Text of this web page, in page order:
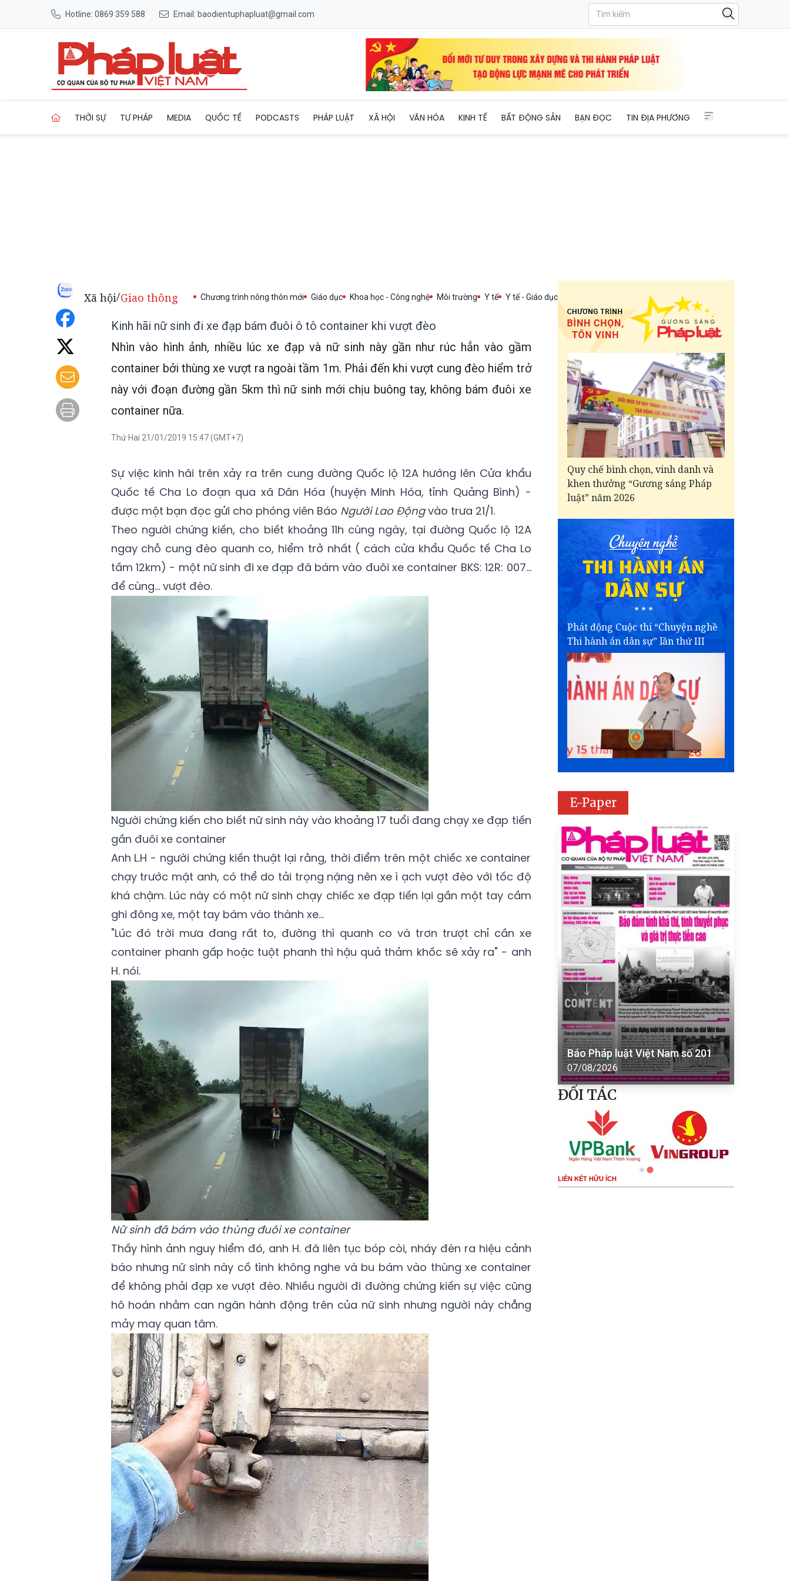
Hotline: 0869 359 588 Email: baodientuphapluat@gmail.com
THỜI SỰ TƯ PHÁP MEDIA QUỐC TẾ PODCASTS PHÁP LUẬT XÃ HỘI VĂN HÓA KINH TẾ BẤT ĐỘNG SẢN BẠN ĐỌC TIN ĐỊA PHƯƠNG
Xã hội/Giao thông Chương trình nông thôn mới Giáo dục Khoa học - Công nghệ Môi trường Y tế Y tế - Giáo dục
Kinh hãi nữ sinh đi xe đạp bám đuôi ô tô container khi vượt đèo
Nhìn vào hình ảnh, nhiều lúc xe đạp và nữ sinh này gần như rúc hẳn vào gầm
container bởi thùng xe vượt ra ngoài tầm 1m. Phải đến khi vượt cung đèo hiểm trở
này với đoạn đường gần 5km thì nữ sinh mới chịu buông tay, không bám đuôi xe
container nữa.
Thứ Hai 21/01/2019 15:47 (GMT+7)
Sự việc kinh hãi trên xảy ra trên cung đường Quốc lộ 12A hướng lên Cửa khẩu
Quốc tế Cha Lo đoạn qua xã Dân Hóa (huyện Minh Hóa, tỉnh Quảng Bình) -
được một bạn đọc gửi cho phóng viên Báo Người Lao Độngvào trưa 21/1.
Theo người chứng kiến, cho biết khoảng 11h cùng ngày, tại đường Quốc lộ 12A
ngay chỗ cung đèo quanh co, hiểm trở nhất ( cách cửa khẩu Quốc tế Cha Lo
tầm 12km) - một nữ sinh đi xe đạp đã bám vào đuôi xe container BKS: 12R: 007…
để cùng... vượt đèo.
Người chứng kiến cho biết nữ sinh này vào khoảng 17 tuổi đang chạy xe đạp tiến
gần đuôi xe container
Anh L.H - người chứng kiến thuật lại rằng, thời điểm trên một chiếc xe container
chạy trước mặt anh, có thể do tải trọng nặng nên xe ì ạch vượt đèo với tốc độ
khá chậm. Lúc này có một nữ sinh chạy chiếc xe đạp tiến lại gần một tay cầm
ghi đông xe, một tay bám vào thành xe...
"Lúc đó trời mưa đang rất to, đường thì quanh co và trơn trượt chỉ cần xe
container phanh gấp hoặc tuột phanh thì hậu quả thảm khốc sẽ xảy ra" - anh
H. nói.
Nữ sinh đã bám vào thùng đuôi xe container
Thấy hình ảnh nguy hiểm đó, anh H. đã liên tục bóp còi, nháy đèn ra hiệu cảnh
báo nhưng nữ sinh này cố tình không nghe và bu bám vào thùng xe container
để không phải đạp xe vượt đèo. Nhiều người đi đường chứng kiến sự việc cũng
hô hoán nhằm can ngăn hành động trên của nữ sinh nhưng người này chẳng
mảy may quan tâm.
Quy chế bình chọn, vinh danh và
khen thưởng “Gương sáng Pháp
luật” năm 2026
Phát động Cuộc thi “Chuyện nghề
Thi hành án dân sự” lần thứ III
E-Paper
Báo Pháp luật Việt Nam số 201
07/08/2026
ĐỐI TÁC
LIÊN KẾT HỮU ÍCH